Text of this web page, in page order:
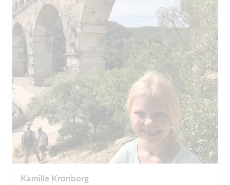
Kamille Kronborg